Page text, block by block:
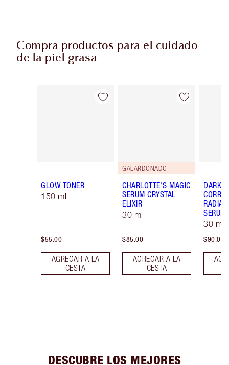
Compra productos para el cuidado
de la piel grasa
Artículo 1 de 7
GLOW TONER
150 ml
$55.00
AGREGAR A LA
CESTA
Artículo 2 de 7
GALARDONADO
CHARLOTTE'S MAGIC
SERUM CRYSTAL
ELIXIR
30 ml
$85.00
AGREGAR A LA
CESTA
DARK
SERUM
30 ml
$90.00
DESCUBRE LOS MEJORES